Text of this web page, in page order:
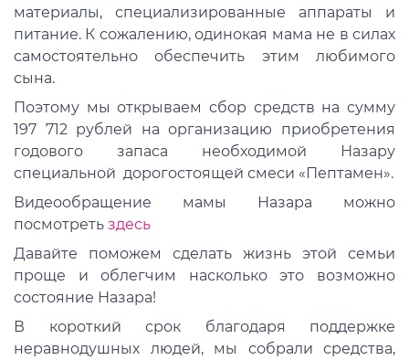
материалы, специализированные аппараты и
питание. К сожалению, одинокая мама не в силах
самостоятельно обеспечить этим любимого
сына.
Поэтому мы открываем сбор средств на сумму
197 712 рублей на организацию приобретения
годового запаса необходимой Назару
специальной дорогостоящей смеси «Пептамен».
Видеообращение мамы Назара можно
посмотреть здесь
Давайте поможем сделать жизнь этой семьи
проще и облегчим насколько это возможно
состояние Назара!
В короткий срок благодаря поддержке
неравнодушных людей, мы собрали средства,